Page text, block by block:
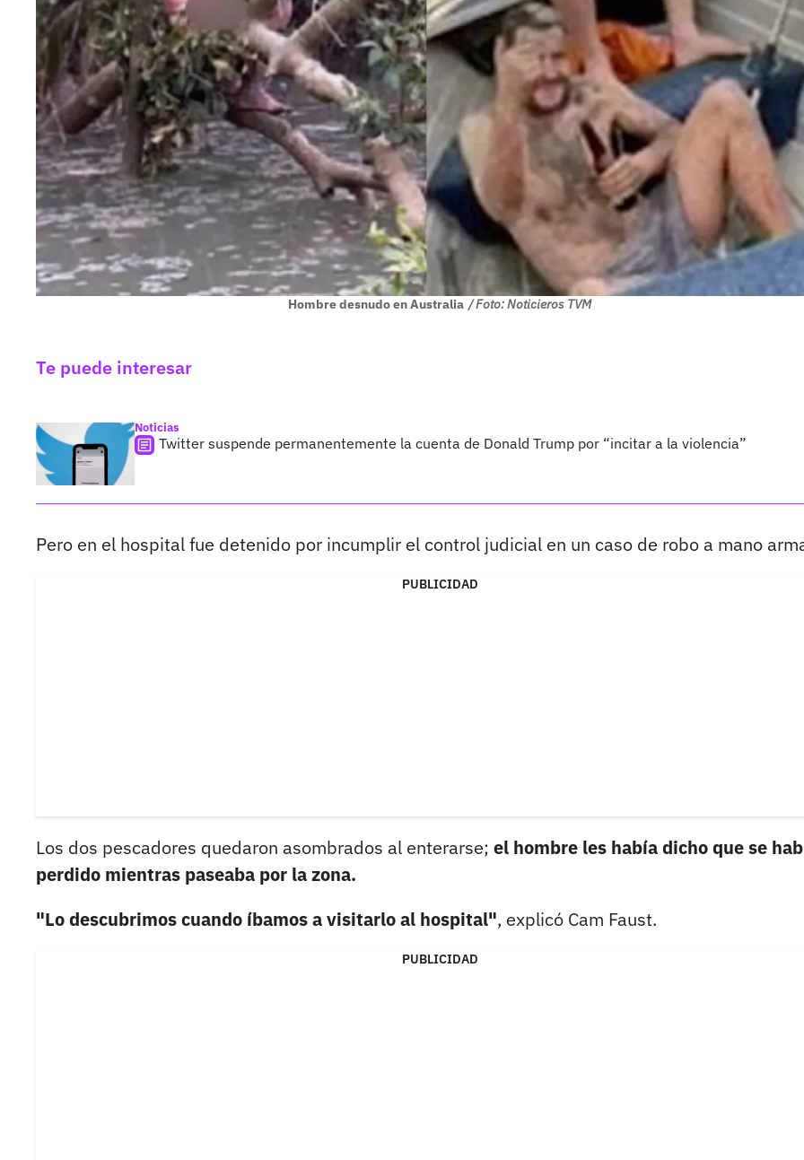
Hombre desnudo en Australia / Foto: Noticieros TVM
Te puede interesar
Noticias
Twitter suspende permanentemente la cuenta de Donald Trump por “incitar a la violencia”
Pero en el hospital fue detenido por incumplir el control judicial en un caso de robo a mano
PUBLICIDAD
Los dos pescadores quedaron asombrados al enterarse; el hombre les había dicho que se
perdido mientras paseaba por la zona.
"Lo descubrimos cuando íbamos a visitarlo al hospital", explicó Cam Faust.
PUBLICIDAD